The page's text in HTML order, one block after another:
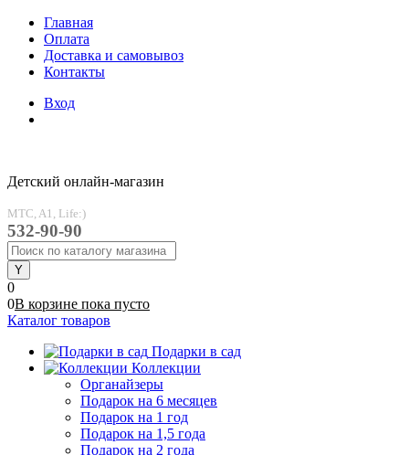
Главная
Оплата
Доставка и самовывоз
Контакты
Вход
Детский онлайн-магазин
MTC, A1, Life:)
532-90-90
0
0В корзине пока пусто
Каталог товаров
Подарки в сад
Коллекции
Органайзеры
Подарок на 6 месяцев
Подарок на 1 год
Подарок на 1,5 года
Подарок на 2 года